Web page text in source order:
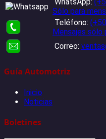
Sólo para
Teléfono:
Mensajes sólo
Correo:
Guía Automotriz
Inicio
Noticias
Boletines